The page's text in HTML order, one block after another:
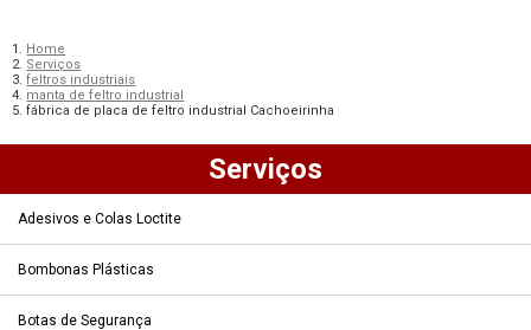
Home
Serviços
feltros industriais
manta de feltro industrial
fábrica de placa de feltro industrial Cachoeirinha
Serviços
Adesivos e Colas Loctite
Bombonas Plásticas
Botas de Segurança